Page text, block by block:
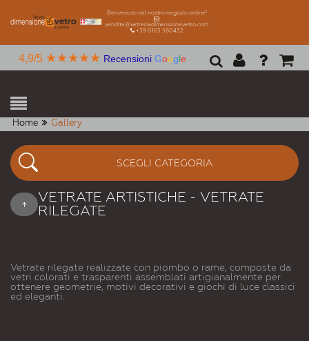
Benvenuto nel nostro negozio online!
vendite@vetreriadimensionevetro.com
+39 0163 560432
4,9/5 ★★★★★ Recensioni Google
Home Gallery
SCEGLI CATEGORIA
VETRATE ARTISTICHE - VETRATE
RILEGATE
Vetrate rilegate realizzate con piombo o rame, composte da
vetri colorati e trasparenti assemblati artigianalmente per
ottenere geometrie, motivi decorativi e giochi di luce classici
ed eleganti.